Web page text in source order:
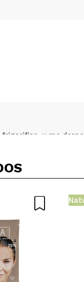
y me
se